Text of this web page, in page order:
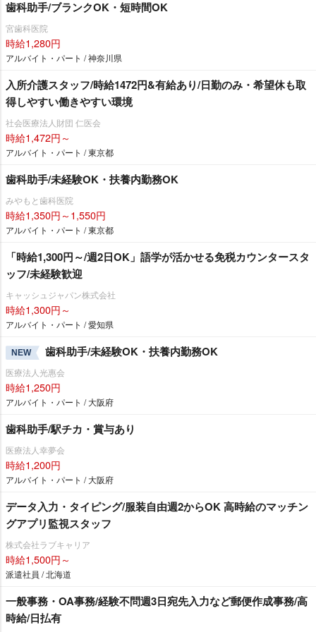
歯科助手/ブランクOK・短時間OK
宮歯科医院
時給1,280円
アルバイト・パート / 神奈川県
入所介護スタッフ/時給1472円&有給あり/日勤のみ・希望休も取
得しやすい働きやすい環境
社会医療法人財団 仁医会
時給1,472円～
アルバイト・パート / 東京都
歯科助手/未経験OK・扶養内勤務OK
みやもと歯科医院
時給1,350円～1,550円
アルバイト・パート / 東京都
「時給1,300円～/週2日OK」語学が活かせる免税カウンタースタ
ッフ/未経験歓迎
キャッシュジャパン株式会社
時給1,300円～
アルバイト・パート / 愛知県
NEW 歯科助手/未経験OK・扶養内勤務OK
医療法人光惠会
時給1,250円
アルバイト・パート / 大阪府
歯科助手/駅チカ・賞与あり
医療法人幸夢会
時給1,200円
アルバイト・パート / 大阪府
データ入力・タイピング/服装自由週2からOK 高時給のマッチン
グアプリ監視スタッフ
株式会社ラブキャリア
時給1,500円～
派遣社員 / 北海道
一般事務・OA事務/経験不問週3日宛先入力など郵便作成事務/高
時給/日払有